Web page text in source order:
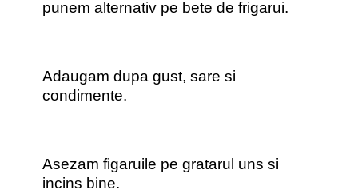
punem alternativ pe bete de frigarui.
Adaugam dupa gust, sare si
condimente.
Asezam figaruile pe gratarul uns si
incins bine.